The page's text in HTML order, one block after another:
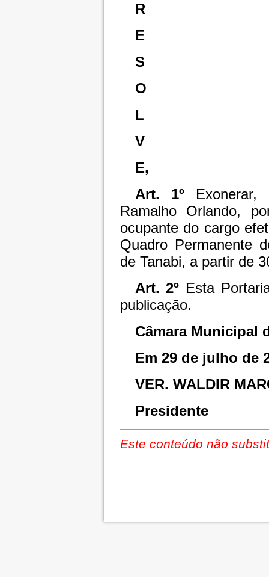
R
E
S
O
L
V
E,
Art. 1º
Ramalho Orlando,
ocupante do cargo
Quadro Permanente
de Tanabi, a partir de
Art. 2º Esta
publicação.
Câmara Municipal
Em 29 de julho de
VER. WALDIR
Presidente
Este conteúdo não